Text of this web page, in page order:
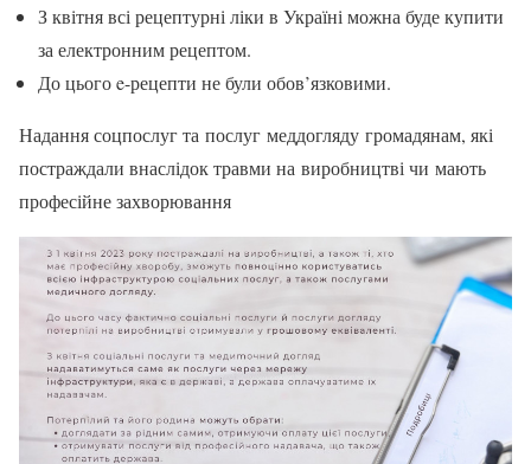
З квітня всі рецептурні ліки в Україні можна буде купити
за електронним рецептом.
До цього e-рецепти не були обов’язковими.
Надання соцпослуг та послуг меддогляду громадянам, які
постраждали внаслідок травми на виробництві чи мають
професійне захворювання